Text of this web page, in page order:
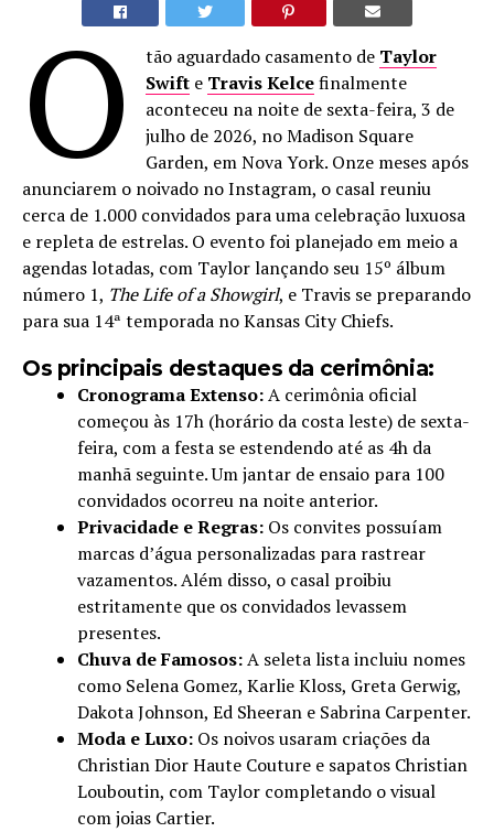
O tão aguardado casamento de Taylor
Swift e Travis Kelcefinalmente
aconteceu na noite de sexta-feira, 3 de
julho de 2026, no Madison Square
Garden, em Nova York. Onze meses após
anunciarem o noivado no Instagram, o casal reuniu
cerca de 1.000 convidados para uma celebração luxuosa
e repleta de estrelas. O evento foi planejado em meio a
agendas lotadas, com Taylor lançando seu 15º álbum
número 1, The Life of a Showgirl, e Travis se preparando
para sua 14ª temporada no Kansas City Chiefs.
Os principais destaques da cerimônia:
Cronograma Extenso:A cerimônia oficial
começou às 17h (horário da costa leste) de sexta-
feira, com a festa se estendendo até as 4h da
manhã seguinte. Um jantar de ensaio para 100
convidados ocorreu na noite anterior.
Privacidade e Regras: Os convites possuíam
marcas d’água personalizadas para rastrear
vazamentos. Além disso, o casal proibiu
estritamente que os convidados levassem
presentes.
Chuva de Famosos:A seleta lista incluiu nomes
como Selena Gomez, Karlie Kloss, Greta Gerwig,
Dakota Johnson, Ed Sheeran e Sabrina Carpenter.
Moda e Luxo: Os noivos usaram criações da
Christian Dior Haute Couture e sapatos Christian
Louboutin, com Taylor completando o visual
com joias Cartier.